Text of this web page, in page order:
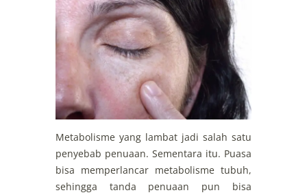
Metabolisme yang lambat jadi salah satu
penyebab penuaan. Sementara itu. Puasa
bisa memperlancar metabolisme tubuh,
sehingga tanda penuaan pun bisa